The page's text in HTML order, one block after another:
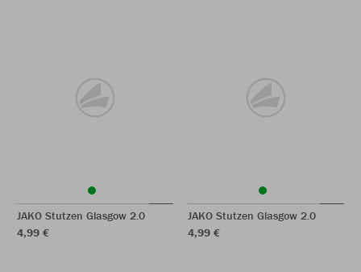
JAKO Stutzen Glasgow 2.0
4,99 €
JAKO Stutzen Glasgow 2.0
4,99 €